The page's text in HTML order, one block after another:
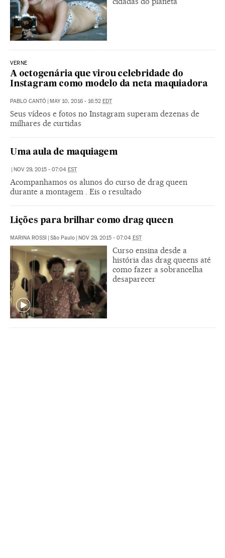
VERNE
A octogenária que virou celebridade do
Instagram como modelo da neta maquiadora
PABLO CANTÓ | MAY 10, 2016 - 16:52 EDT
Seus vídeos e fotos no Instagram superam dezenas de
milhares de curtidas
Uma aula de maquiagem
| NOV 29, 2015 - 07:04 EST
Acompanhamos os alunos do curso de drag queen
durante a montagem . Eis o resultado
Lições para brilhar como drag queen
MARINA ROSSI | São Paulo | NOV 29, 2015 - 07:04 EST
Curso ensina desde a
história das drag queens até
como fazer a sobrancelha
desaparecer